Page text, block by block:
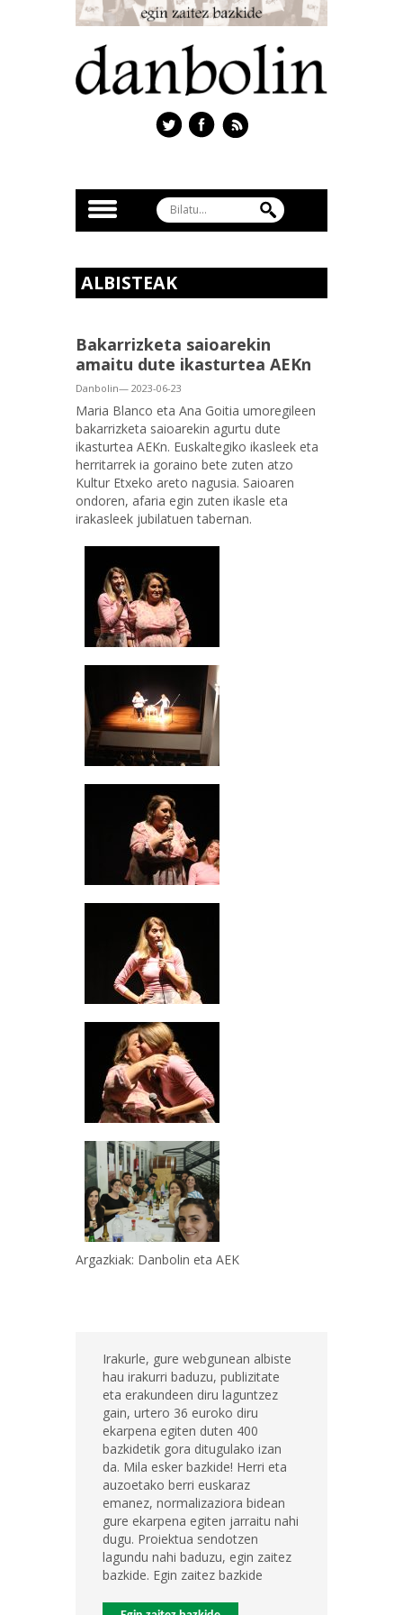
ALBISTEAK
Bakarrizketa saioarekin
amaitu dute ikasturtea AEKn
Danbolin— 2023-06-23
Maria Blanco eta Ana Goitia umoregileen
bakarrizketa saioarekin agurtu dute
ikasturtea AEKn. Euskaltegiko ikasleek eta
herritarrek ia goraino bete zuten atzo
Kultur Etxeko areto nagusia. Saioaren
ondoren, afaria egin zuten ikasle eta
irakasleek jubilatuen tabernan.
Argazkiak: Danbolin eta AEK
Irakurle, gure webgunean albiste
hau irakurri baduzu, publizitate
eta erakundeen diru laguntzez
gain, urtero 36 euroko diru
ekarpena egiten duten 400
bazkidetik gora ditugulako izan
da. Mila esker bazkide! Herri eta
auzoetako berri euskaraz
emanez, normalizaziora bidean
gure ekarpena egiten jarraitu nahi
dugu. Proiektua sendotzen
lagundu nahi baduzu, egin zaitez
bazkide. Egin zaitez bazkide